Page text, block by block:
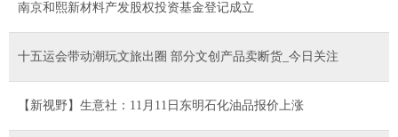
南京和熙新材料产发股权投资基金登记成立
十五运会带动潮玩文旅出圈 部分文创产品卖断货_今日关注
【新视野】生意社：11月11日东明石化油品报价上涨